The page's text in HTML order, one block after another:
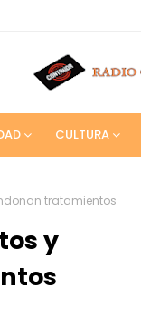
CULTURA
tratamientos
y